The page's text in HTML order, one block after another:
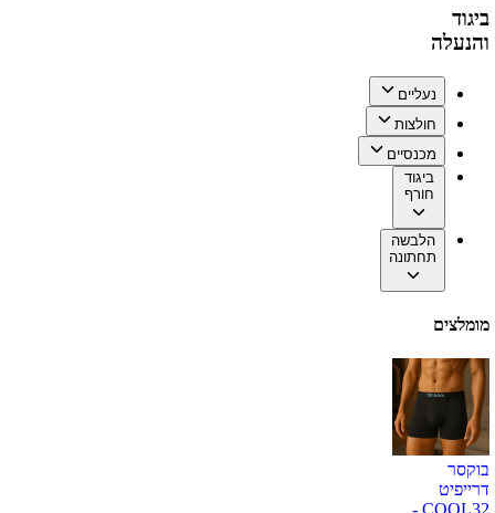
ביגוד
והנעלה
נעליים
חולצות
מכנסיים
ביגוד
חורף
הלבשה
תחתונה
מומלצים
בוקסר
דרייפיט
COOL32 -